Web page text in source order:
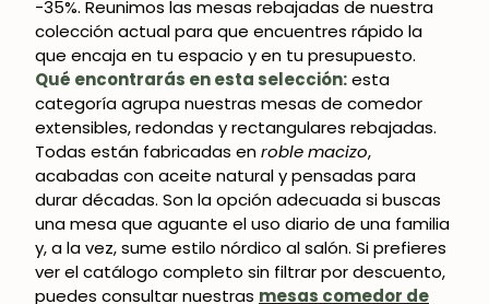
-35%. Reunimos las mesas rebajadas de nuestra
colección actual para que encuentres rápido la
que encaja en tu espacio y en tu presupuesto.
Qué encontrarás en esta selección:esta
categoría agrupa nuestras mesas de comedor
extensibles, redondas y rectangulares rebajadas.
Todas están fabricadas enroble macizo,
acabadas con aceite natural y pensadas para
durar décadas. Son la opción adecuada si buscas
una mesa que aguante el uso diario de una familia
y, a la vez, sume estilo nórdico al salón. Si prefieres
ver el catálogo completo sin filtrar por descuento,
puedes consultar nuestras mesas comedor de